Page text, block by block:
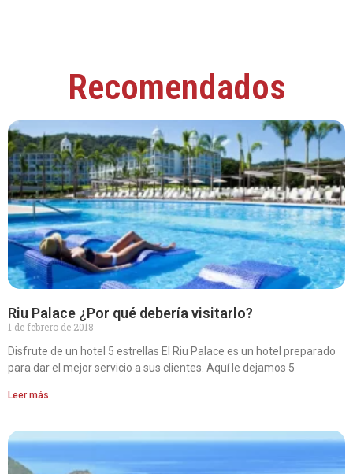
Recomendados
Riu Palace ¿Por qué debería visitarlo?
1 de febrero de 2018
Disfrute de un hotel 5 estrellas El Riu Palace es un hotel preparado
para dar el mejor servicio a sus clientes. Aquí le dejamos 5
Leer más